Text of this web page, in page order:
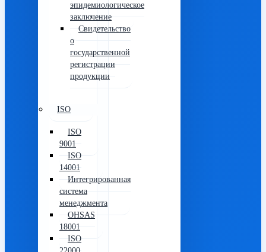
эпидемиологическое
заключение
Свидетельство
о
государственной
регистрации
продукции
ISO
ISO
9001
ISO
14001
Интегрированная
система
менеджмента
OHSAS
18001
ISO